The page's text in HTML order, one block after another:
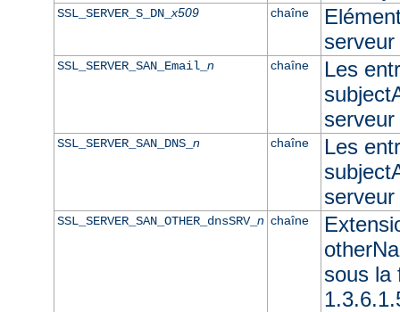
SSL_SERVER_S_DN_x509 chaîne
serveur
SSL_SERVER_SAN_Email_ n chaîne
Les
SSL_SERVER_SAN_DNS_ n chaîne
Les
SSL_SERVER_SAN_OTHER_dnsSRV_ n chaîne
sous la